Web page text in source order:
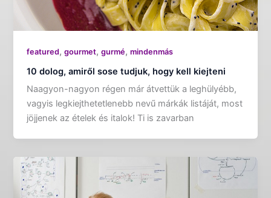
featured,gourmet,gurmé,mindenmás
10 dolog, amiről sose tudjuk, hogy kell kiejteni
Naagyon-nagyon régen már átvettük a leghülyébb,
vagyis legkiejthetetlenebb nevű márkák listáját, most
jöjjenek az ételek és italok! Ti is zavarban